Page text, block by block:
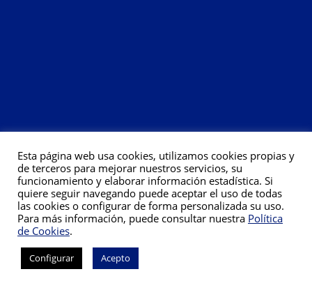
Esta página web usa cookies, utilizamos cookies propias y
de terceros para mejorar nuestros servicios, su
funcionamiento y elaborar información estadística. Si
quiere seguir navegando puede aceptar el uso de todas
las cookies o configurar de forma personalizada su uso.
Para más información, puede consultar nuestra Política
de Cookies.
Configurar Acepto